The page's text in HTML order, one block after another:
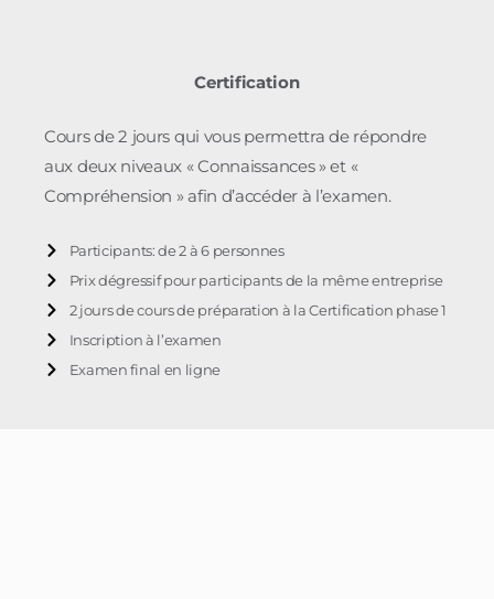
Certification
Cours de 2 jours qui vous permettra de répondre
aux deux niveaux « Connaissances » et «
Compréhension » afin d’accéder à l’examen.
Participants: de 2 à 6 personnes
Prix dégressif pour participants de la même entreprise
2 jours de cours de préparation à la Certification phase 1
Inscription à l’examen
Examen final en ligne